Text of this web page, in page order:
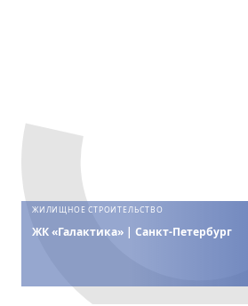
ЖИЛИЩНОЕ СТРОИТЕЛЬСТВО
ЖК «Галактика» | Санкт-Петербург